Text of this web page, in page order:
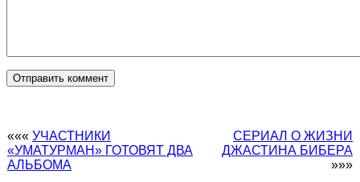
««« УЧАСТНИКИ
«УМАТУРМАН» ГОТОВЯТ ДВА
АЛЬБОМА
СЕРИАЛ О ЖИЗНИ
ДЖАСТИНА БИБЕРА
»»»